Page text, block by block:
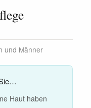
und Männer
Haut haben